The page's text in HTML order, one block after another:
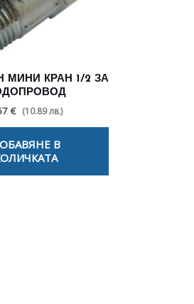
МИНИ КРАН 1/2 ЗА
€ (10.89 лв.)
В